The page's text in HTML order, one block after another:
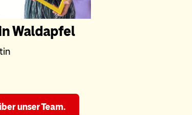
Waldapfel
unser Team.